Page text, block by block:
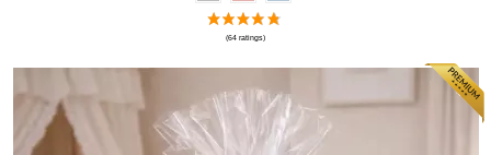
(164 ratings)